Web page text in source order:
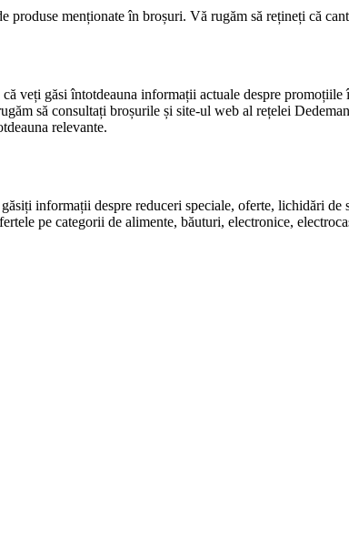
menționate în broșuri. Vă rugăm să rețineți că
veți găsi întotdeauna informații actuale despre
să consultați broșurile și site-ul web al rețelei
relevante.
informații despre reduceri speciale, oferte, lichidări
pe categorii de alimente, băuturi, electronice,